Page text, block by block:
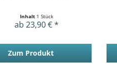
Inhalt 1 Stück
ab 23,90 € *
Zum Produkt